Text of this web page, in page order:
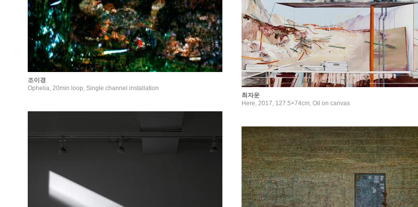
조이경
Ophelia, 20min loop, Single channel installation
최자운
Here, 2017, 127.5×74cm, Oil on canvas